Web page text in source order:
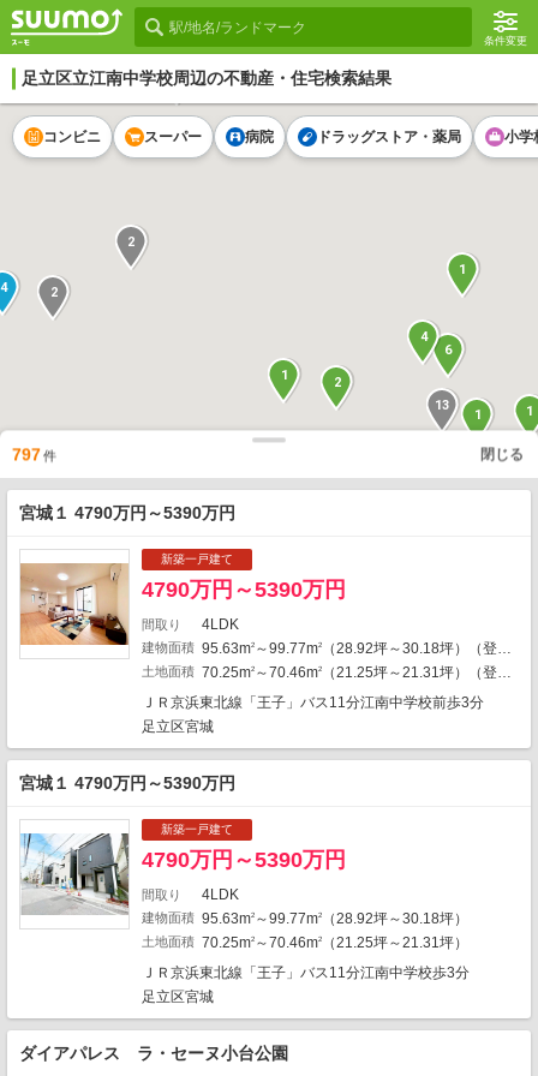
条件変更
足立区立江南中学校周辺の不動産・住宅検索結果
4
1
1
8
3
17
1
2
4
13
6
1
2
22
2
1
4
2
1
2
1
1
1
4
コンビニ スーパー 病院 ドラッグストア・薬局 小学
797件 閉じる
宮城１ 4790万円～5390万円
新築一戸建て
4790万円～5390万円
間取り 4LDK
建物面積 95.63m2 ～99.77m2 （28.92坪～30.18坪）（登記）
土地面積 70.25m2 ～70.46m2
（21.25坪～21.31坪）（登記）
ＪＲ京浜東北線「王子」バス11分江南中学校前歩3分
足立区宮城
宮城１ 4790万円～5390万円
新築一戸建て
4790万円～5390万円
間取り 4LDK
建物面積 95.63m2 ～99.77m2 （28.92坪～30.18坪）
土地面積 70.25m2 ～70.46m2
（21.25坪～21.31坪）
ＪＲ京浜東北線「王子」バス11分江南中学校歩3分
足立区宮城
ダイアパレス ラ・セーヌ小台公園